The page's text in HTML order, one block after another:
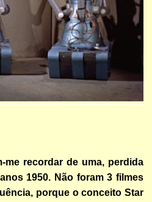
me recordar de uma, perdida
1950. Não foram 3 filmes
porque o conceito Star